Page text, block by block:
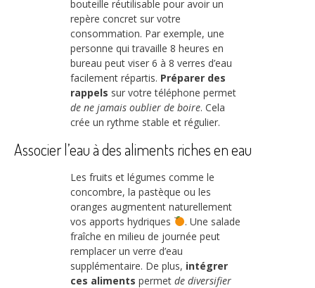
bouteille réutilisable pour avoir un
repère concret sur votre
consommation. Par exemple, une
personne qui travaille 8 heures en
bureau peut viser 6 à 8 verres d’eau
facilement répartis. Préparer des
rappels sur votre téléphone permet
de ne jamais oublier de boire. Cela
crée un rythme stable et régulier.
Associer l’eau à des aliments riches en eau
Les fruits et légumes comme le
concombre, la pastèque ou les
oranges augmentent naturellement
vos apports hydriques
. Une salade
fraîche en milieu de journée peut
remplacer un verre d’eau
supplémentaire. De plus, intégrer
ces aliments permet de diversifier